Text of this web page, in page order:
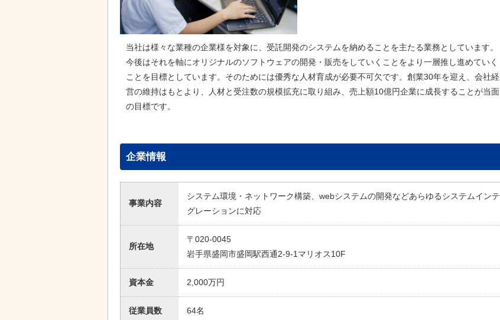
当社は様々な業種の企業様を対象に、受託開発のシステムを納めることを主たる業務としています。
今後はそれを軸にオリジナルのソフトウェアの開発・販売をしていくことをより一層推し進めていく
ことを目標としています。そのためには優秀な人材育成が必要不可欠です。創業30年を迎え、会社経
営の維持はもとより、人材と受注数の規模拡充に取り組み、売上額10億円企業に成長することが当面
の目標です。
企業情報
事業内容
システム環境・ネットワーク構築、webシステムの開発などあらゆるシステムインテ
グレーションに対応
所在地
〒020-0045
岩手県盛岡市盛岡駅西通2-9-1マリオス10F
資本金 2,000万円
従業員数 64名